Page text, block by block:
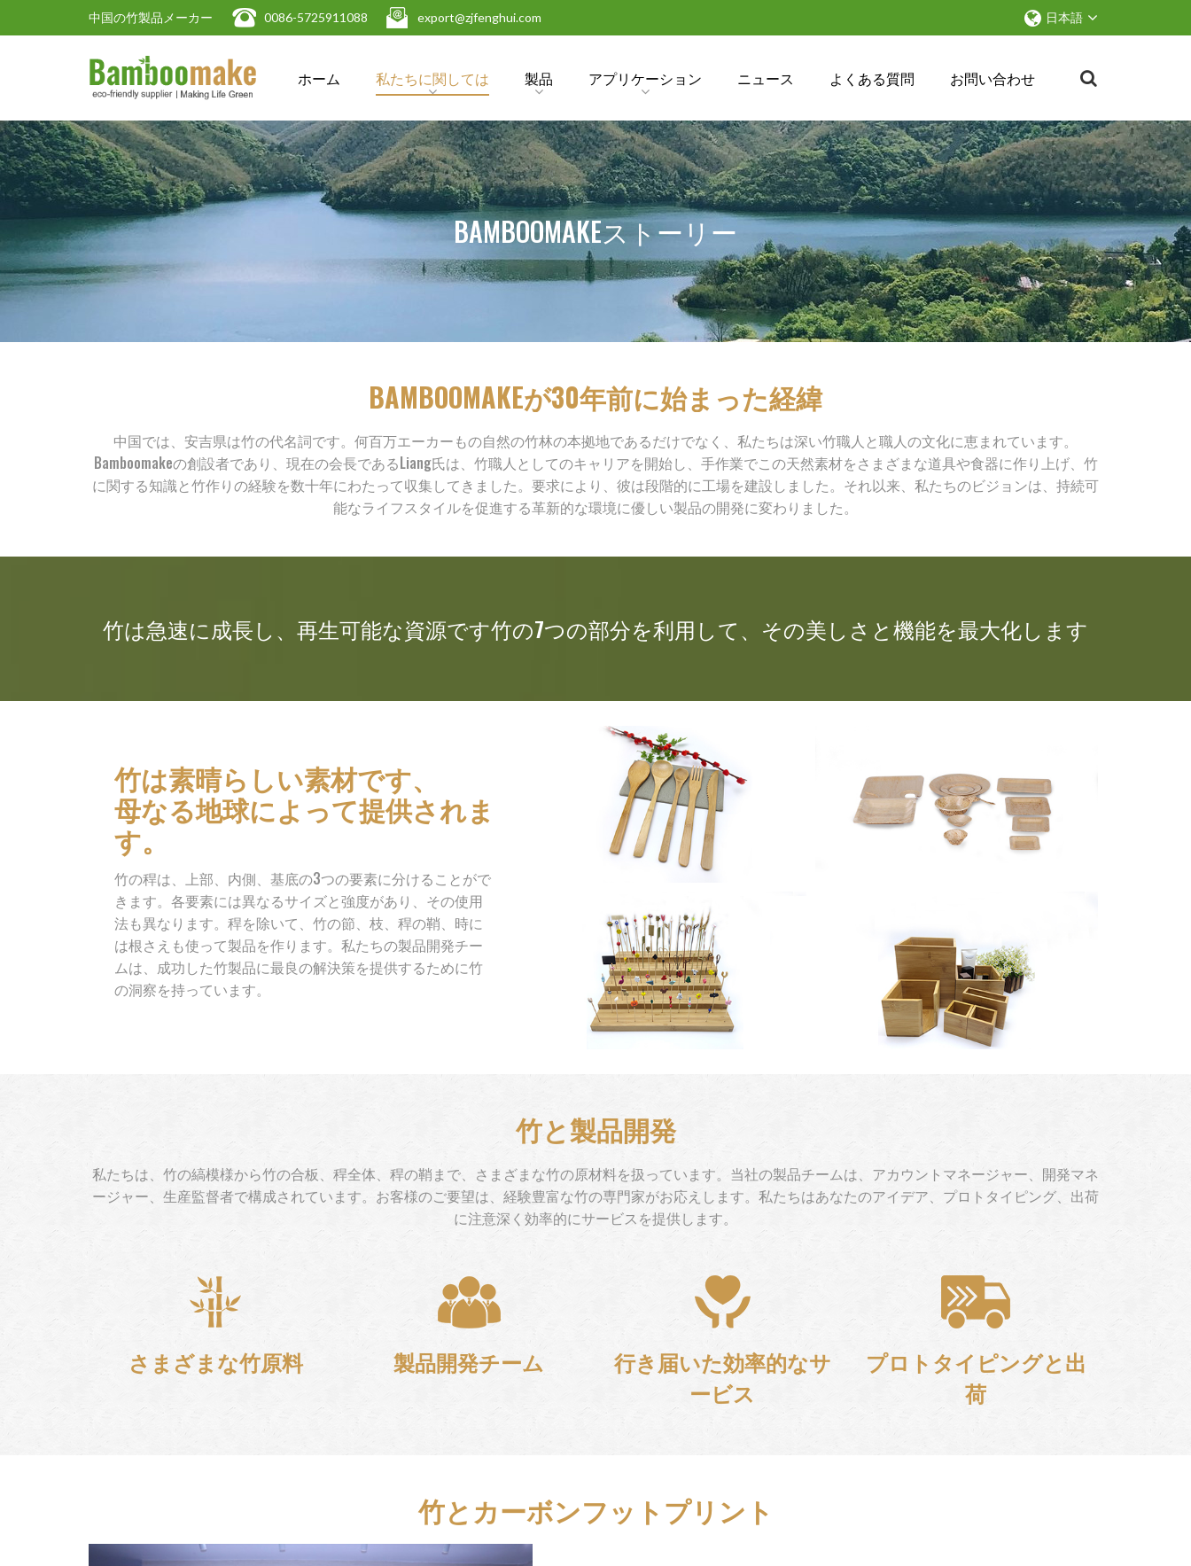
中国の竹製品メーカー 0086-5725911088 export@zjfenghui.com 日本語
ホーム 私たちに関しては 製品 アプリケーション ニュース よくある質問 お問い合わせ
BAMBOOMAKEストーリー
BAMBOOMAKEが30年前に始まった経緯
中国では、安吉県は竹の代名詞です。何百万エーカーもの自然の竹林の本拠地であるだけでなく、私たちは深い竹職人と職人の文化に恵まれています。
Bamboomakeの創設者であり、現在の会長であるLiang氏は、竹職人としてのキャリアを開始し、手作業でこの天然素材をさまざまな道具や食器に作り上げ、竹
に関する知識と竹作りの経験を数十年にわたって収集してきました。要求により、彼は段階的に工場を建設しました。それ以来、私たちのビジョンは、持続可
能なライフスタイルを促進する革新的な環境に優しい製品の開発に変わりました。
竹は急速に成長し、再生可能な資源です竹の7つの部分を利用して、その美しさと機能を最大化します
竹は素晴らしい素材です、
母なる地球によって提供されま
す。
竹の稈は、上部、内側、基底の3つの要素に分けることがで
きます。各要素には異なるサイズと強度があり、その使用
法も異なります。稈を除いて、竹の節、枝、稈の鞘、時に
は根さえも使って製品を作ります。私たちの製品開発チー
ムは、成功した竹製品に最良の解決策を提供するために竹
の洞察を持っています。
竹と製品開発
私たちは、竹の縞模様から竹の合板、稈全体、稈の鞘まで、さまざまな竹の原材料を扱っています。当社の製品チームは、アカウントマネージャー、開発マネ
ージャー、生産監督者で構成されています。お客様のご要望は、経験豊富な竹の専門家がお応えします。私たちはあなたのアイデア、プロトタイピング、出荷
に注意深く効率的にサービスを提供します。
さまざまな竹原料 製品開発チーム
行き届いた効率的なサ
ービス
プロトタイピングと出
荷
竹とカーボンフットプリント